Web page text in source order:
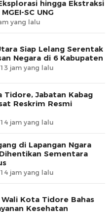
hingga Ekstraksi
SC UNG
yang lalu
Siap Lelang Serentak
Negara di 6 Kabupaten
13 jam yang lalu
Tidore, Jabatan Kabag
Reskrim Resmi
14 jam yang lalu
di Lapangan Ngara
Sementara
14 jam yang lalu
Kota Tidore Bahas
Kesehatan